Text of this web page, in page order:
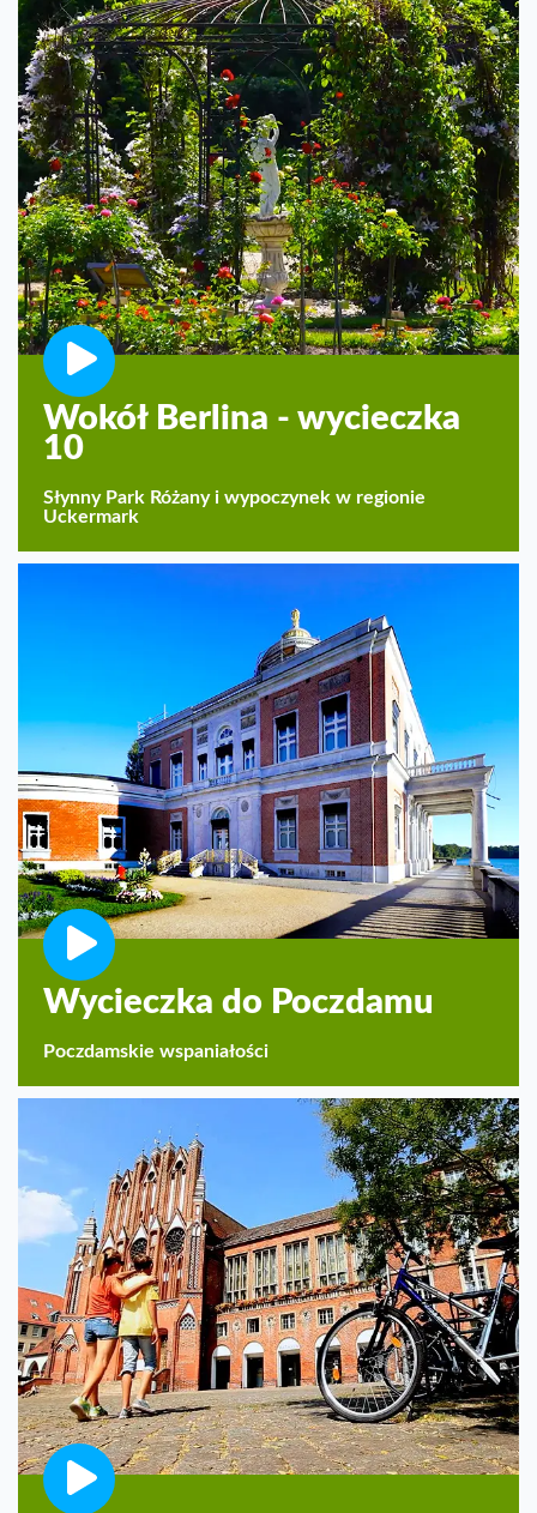
Wokół Berlina - wycieczka
10
Słynny Park Różany i wypoczynek w regionie
Uckermark
Wycieczka do Poczdamu
Poczdamskie wspaniałości